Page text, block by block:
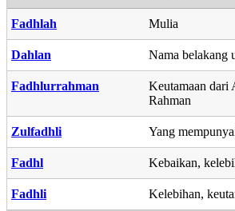
Fadhlah Mulia
Dahlan Nama belakang
Fadhlurrahman
Keutamaan dari
Rahman
Zulfadhli Yang
Fadhl Kebaikan,
Fadhli Kelebihan,